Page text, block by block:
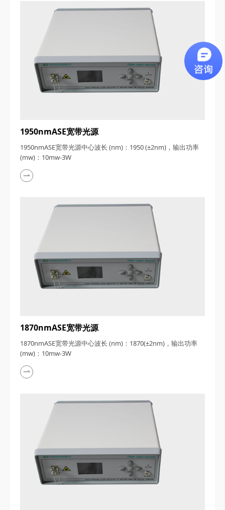
1950nmASE宽带光源
1950nmASE宽带光源中心波长 (nm)：1950 (±2nm)，输出功率
(mw)：10mw-3W
1870nmASE宽带光源
1870nmASE宽带光源中心波长 (nm)：1870(±2nm)，输出功率
(mw)：10mw-3W